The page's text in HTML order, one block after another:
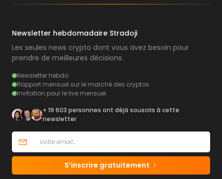
Newsletter hebdomadaire Stradoji
Les seules news crypto dont vous avez besoin pour
prendre de meilleures décisions.
Newsletter hebdo
Rapport mensuel sur le marché des cryptos
Invitation pour le live mensuel
+ 19 603 personnes ont déjà souscris à cette
newsletter
S’inscrire gratuitement